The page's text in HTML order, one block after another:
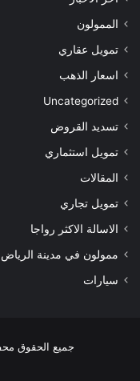
الممولون
تمويل عقاري
اسعار الذهب
Uncategorized
تسديد القروض
تمويل استثماري
المقالات
تمويل تجاري
الاسالة الاكثر رواجا
ممولون في مدينة الرياض
سيارات
جميع الحقوق